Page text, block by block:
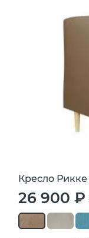
Кресло
26 900 ₽